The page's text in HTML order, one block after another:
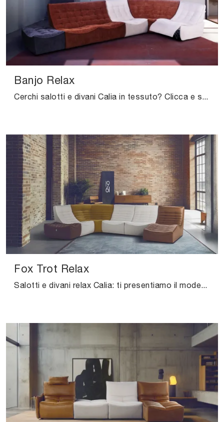
Banjo Relax
Cerchi salotti e divani Calia in tessuto? Clicca e scopri di più sul modello Banjo Relax per spazi design.
Fox Trot Relax
Salotti e divani relax Calia: ti presentiamo il modello Fox Trot Relax in pelle per impreziosire il soggiorno.